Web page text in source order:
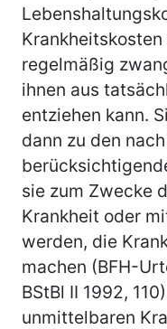
regelmäßig
ihnen aus
entziehen kann.
dann zu den
sie zum Zwecke
Krankheit oder
werden, die
machen (BFH-
BStBl II 1992,
unmittelbaren